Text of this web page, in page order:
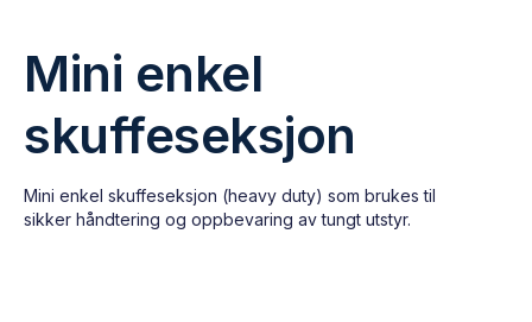
Mini enkel
skuffeseksjon
Mini enkel skuffeseksjon (heavy duty) som brukes til
sikker håndtering og oppbevaring av tungt utstyr.